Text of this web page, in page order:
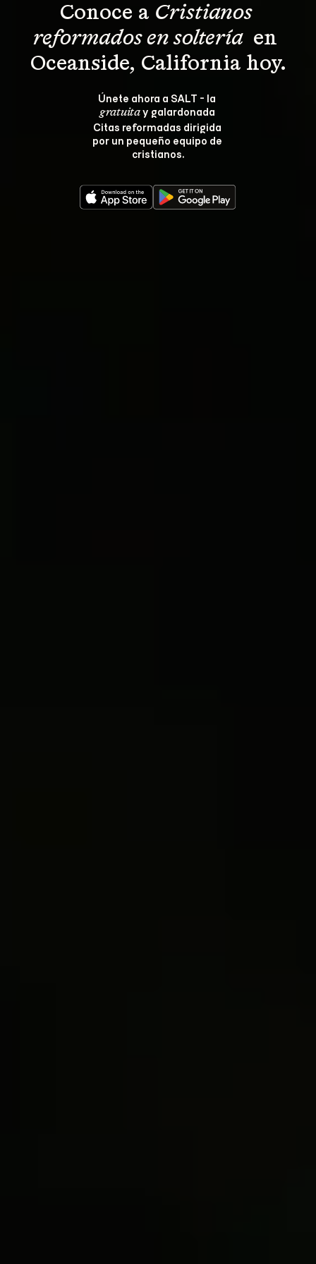
Conoce a Cristianos
reformados en soltería en
Oceanside, California hoy.
Únete ahora a SALT - la
gratuita y galardonada
Citas reformadas dirigida
por un pequeño equipo de
cristianos.